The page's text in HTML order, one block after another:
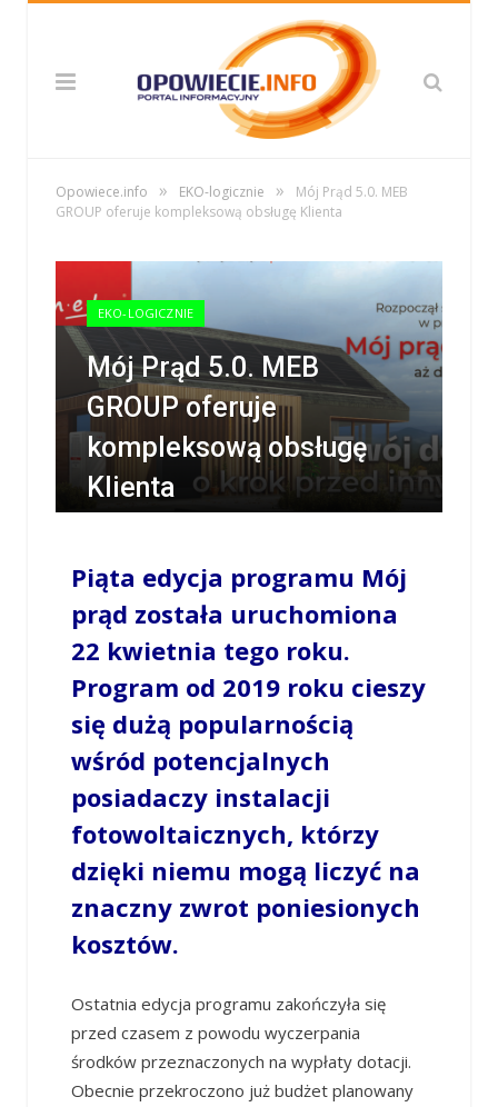
Opowiece.info » EKO-logicznie »
Mój Prąd 5.0. MEB
GROUP oferuje kompleksową obsługę Klienta
EKO-LOGICZNIE
Mój Prąd 5.0. MEB
GROUP oferuje
kompleksową obsługę
Klienta
Piąta edycja programu Mój
prąd została uruchomiona
22 kwietnia tego roku.
Program od 2019 roku cieszy
się dużą popularnością
wśród potencjalnych
posiadaczy instalacji
fotowoltaicznych, którzy
dzięki niemu mogą liczyć na
znaczny zwrot poniesionych
kosztów.
Ostatnia edycja programu zakończyła się
przed czasem z powodu wyczerpania
środków przeznaczonych na wypłaty dotacji.
Obecnie przekroczono już budżet planowany